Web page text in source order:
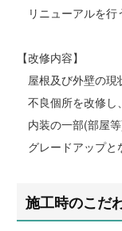
リニューアルを行
【改修内容】
屋根及び外壁の現
不良個所を改修し
内装の一部(部屋等
グレードアップと
施工時のこだ